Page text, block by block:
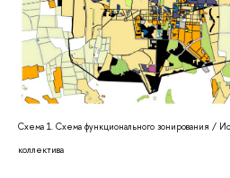
Схема 1. Схема функционального зонирования /
коллектива